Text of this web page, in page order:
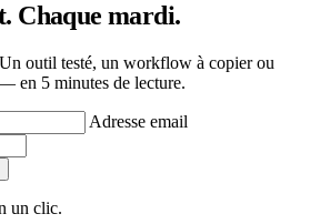
Chaque mardi.
outil testé, un workflow à copier ou
en 5 minutes de lecture.
Adresse email
un clic.